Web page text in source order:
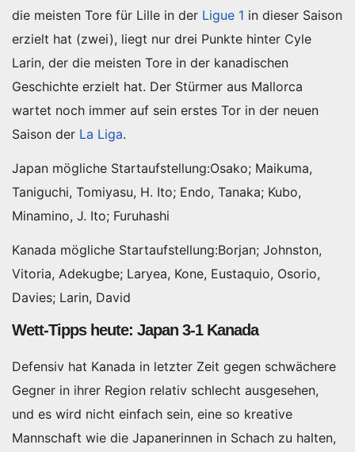
die meisten Tore für Lille in der Ligue 1 in dieser Saison
erzielt hat (zwei), liegt nur drei Punkte hinter Cyle
Larin, der die meisten Tore in der kanadischen
Geschichte erzielt hat. Der Stürmer aus Mallorca
wartet noch immer auf sein erstes Tor in der neuen
Saison der La Liga.
Japan mögliche Startaufstellung:Osako; Maikuma,
Taniguchi, Tomiyasu, H. Ito; Endo, Tanaka; Kubo,
Minamino, J. Ito; Furuhashi
Kanada mögliche Startaufstellung:Borjan; Johnston,
Vitoria, Adekugbe; Laryea, Kone, Eustaquio, Osorio,
Davies; Larin, David
Wett-Tipps heute: Japan 3-1 Kanada
Defensiv hat Kanada in letzter Zeit gegen schwächere
Gegner in ihrer Region relativ schlecht ausgesehen,
und es wird nicht einfach sein, eine so kreative
Mannschaft wie die Japanerinnen in Schach zu halten,